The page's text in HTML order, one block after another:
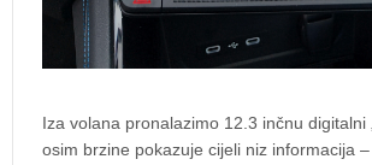
Iza volana pronalazimo 12.3 inčnu digitalni
osim brzine pokazuje cijeli niz informacija –